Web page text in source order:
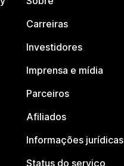
Carreiras
Investidores
Imprensa e mídia
Parceiros
Afiliados
Informações jurídicas
Status do serviço